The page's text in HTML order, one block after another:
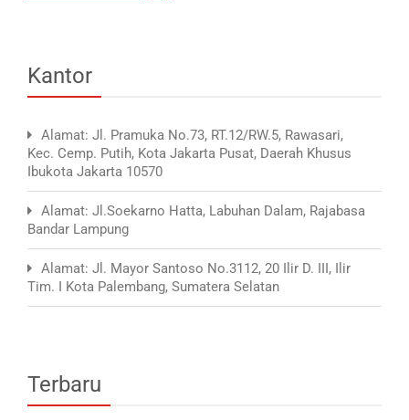
Kantor
Alamat: Jl. Pramuka No.73, RT.12/RW.5, Rawasari,
Kec. Cemp. Putih, Kota Jakarta Pusat, Daerah Khusus
Ibukota Jakarta 10570
Alamat: Jl.Soekarno Hatta, Labuhan Dalam, Rajabasa
Bandar Lampung
Alamat: Jl. Mayor Santoso No.3112, 20 Ilir D. III, Ilir
Tim. I Kota Palembang, Sumatera Selatan
Terbaru